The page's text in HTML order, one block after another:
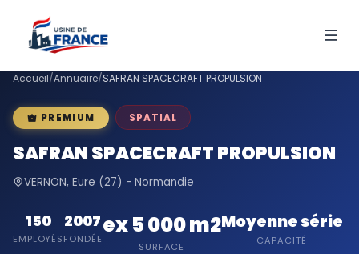
Accueil/Annuaire/SAFRAN SPACECRAFT PROPULSION
PREMIUM SPATIAL
SAFRAN SPACECRAFT PROPULSION
VERNON, Eure (27) - Normandie
150
EMPLOYÉS
2007
FONDÉE
ex 5 000 m2
SURFACE
Moyenne série
CAPACITÉ